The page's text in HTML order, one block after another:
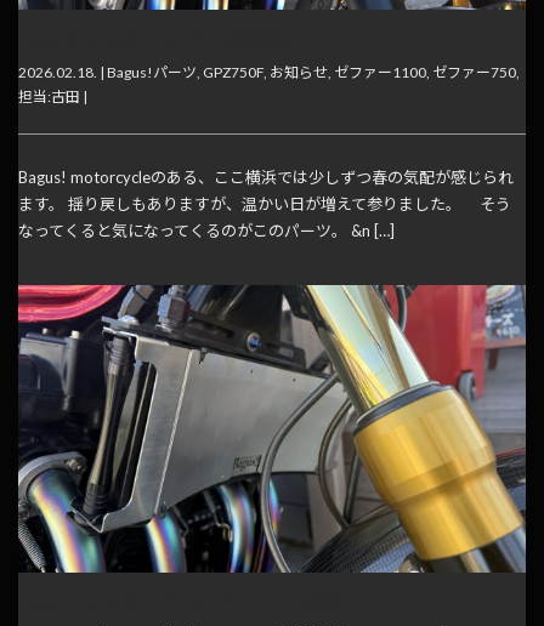
2026.02.18. | Bagus!パーツ, GPZ750F, お知らせ, ゼファー1100, ゼファー750,
担当:古田 |
Bagus! motorcycleのある、ここ横浜では少しずつ春の気配が感じられ
ます。 揺り戻しもありますが、温かい日が増えて参りました。 そう
なってくると気になってくるのがこのパーツ。 &n […]